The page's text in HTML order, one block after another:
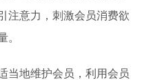
注意力，刺激会员消费欲
。
地维护会员，利用会员